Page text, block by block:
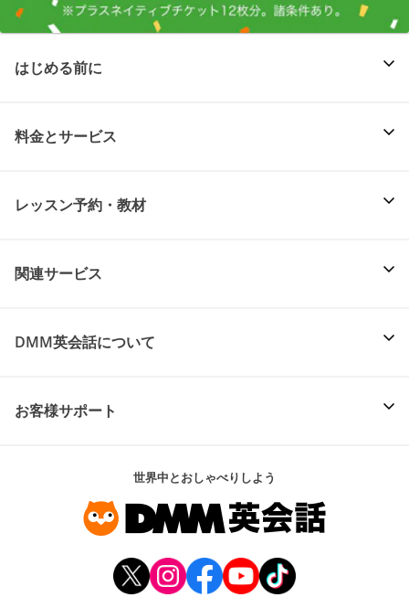
はじめる前に
料金とサービス
レッスン予約・教材
関連サービス
DMM英会話について
お客様サポート
世界中とおしゃべりしよう